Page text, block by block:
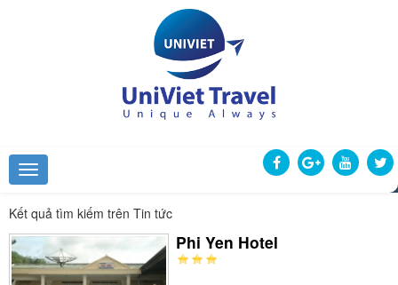
Kết quả tìm kiếm trên Tin tức
Phi Yen Hotel